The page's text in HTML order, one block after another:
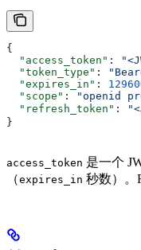
{
  "access_token"
:
  "token_type"
:
  "expires_in"
:
  "scope"
: "openid
  "refresh_token"
:
}
access_token 是一个
（expires_in 秒数）。